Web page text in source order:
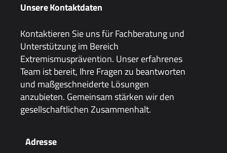
Unsere Kontaktdaten
Kontaktieren Sie uns für Fachberatung und
Unterstützung im Bereich
Extremismusprävention. Unser erfahrenes
Team ist bereit, Ihre Fragen zu beantworten
und maßgeschneiderte Lösungen
anzubieten. Gemeinsam stärken wir den
gesellschaftlichen Zusammenhalt.
Adresse